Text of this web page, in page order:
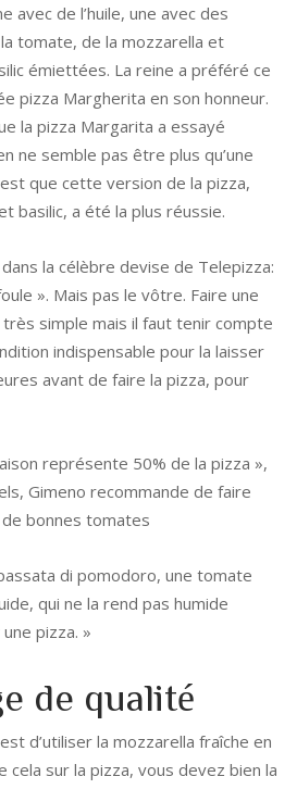
avec de l’huile, une avec des
tomate, de la mozzarella et
émiettées. La reine a préféré ce
pizza Margherita en son honneur.
la pizza Margarita a essayé
ne semble pas être plus qu’une
que cette version de la pizza,
basilic, a été la plus réussie.
la célèbre devise de Telepizza:
». Mais pas le vôtre. Faire une
simple mais il faut tenir compte
indispensable pour la laisser
avant de faire la pizza, pour
représente 50% de la pizza »,
Gimeno recommande de faire
bonnes tomates
di pomodoro, une tomate
qui ne la rend pas humide
pizza. »
de qualité
d’utiliser la mozzarella fraîche en
sur la pizza, vous devez bien la